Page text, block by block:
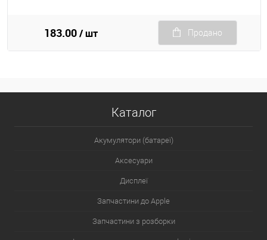
183.00/ шт Продано
Каталог
Акумулятори (батареї)
Аксесуари
Дисплеї
Запчастини до Apple
Запчастини з розборки